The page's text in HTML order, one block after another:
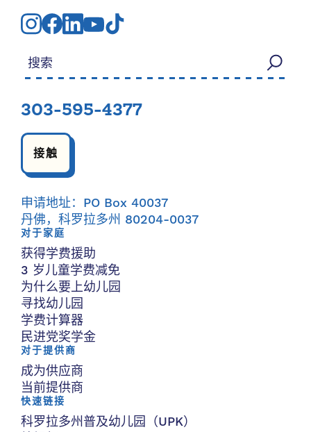
搜索：
303-595-4377
接触
申请地址：PO Box 40037
丹佛，科罗拉多州 80204-0037
对于家庭
获得学费援助
3 岁儿童学费减免
为什么要上幼儿园
寻找幼儿园
学费计算器
民进党奖学金
对于提供商
成为供应商
当前提供商
快速链接
科罗拉多州普及幼儿园（UPK）